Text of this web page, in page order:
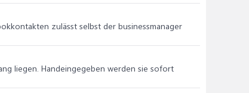
zulässt selbst der businessmanager
liegen. Handeingegeben werden sie sofort